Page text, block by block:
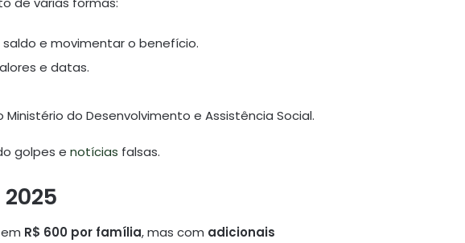
e movimentar o benefício.
e datas.
Ministério do Desenvolvimento e Assistência Social.
golpes e notícias falsas.
R$ 600 por família, mas com adicionais